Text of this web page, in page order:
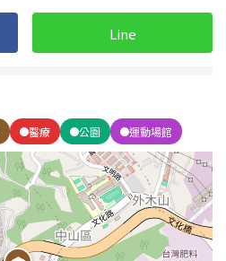
樓
Line
醫療 公園 運動場館